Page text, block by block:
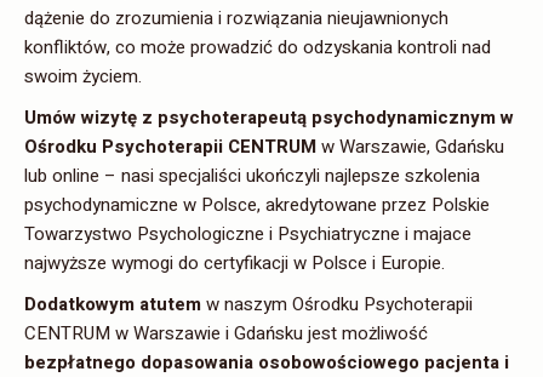
dążenie do zrozumienia i rozwiązania nieujawnionych
konfliktów, co może prowadzić do odzyskania kontroli nad
swoim życiem.
Umów wizytę z psychoterapeutą psychodynamicznym w
Ośrodku Psychoterapii CENTRUMw Warszawie, Gdańsku
lub online – nasi specjaliści ukończyli najlepsze szkolenia
psychodynamiczne w Polsce, akredytowane przez Polskie
Towarzystwo Psychologiczne i Psychiatryczne i majace
najwyższe wymogi do certyfikacji w Polsce i Europie.
Dodatkowym atutemw naszym Ośrodku Psychoterapii
CENTRUM w Warszawie i Gdańsku jest możliwość
bezpłatnego dopasowania osobowościowego pacjenta i